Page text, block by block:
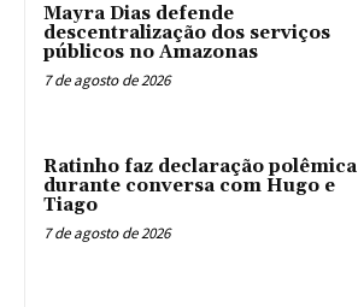
Mayra Dias defende
descentralização dos serviços
públicos no Amazonas
7 de agosto de 2026
Ratinho faz declaração polêmica
durante conversa com Hugo e
Tiago
7 de agosto de 2026